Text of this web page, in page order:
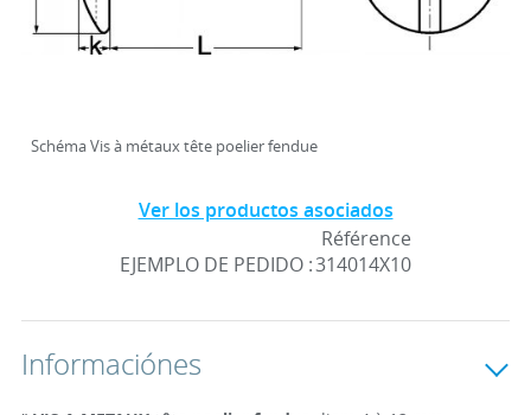
Schéma Vis à métaux tête poelier fendue
Ver los productos asociados
EJEMPLO DE PEDIDO :
Référence
314014X10
Informaciónes